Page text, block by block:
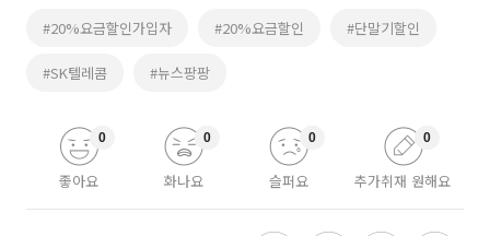
#20%요금할인가입자 #20%요금할인 #단말기할인
#SK텔레콤 #뉴스팡팡
좋아요
0
화나요
0
슬퍼요
0
추가취재 원해요
0